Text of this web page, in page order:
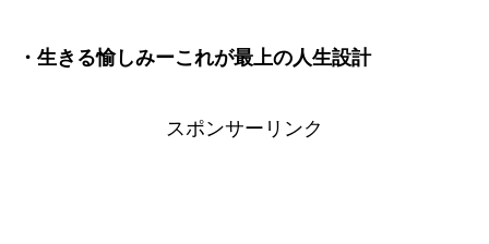
・生きる愉しみーこれが最上の人生設計
スポンサーリンク